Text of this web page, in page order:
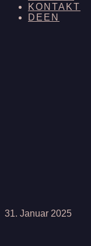
KONTAKT
DE EN
31. Januar 2025